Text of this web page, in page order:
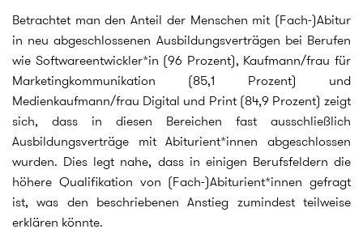
Betrachtet man den Anteil der Menschen mit (Fach-)Abitur
in neu abgeschlossenen Ausbildungsverträgen bei Berufen
wie Softwareentwickler*in (96 Prozent), Kaufmann/frau für
Marketingkommunikation (85,1 Prozent) und
Medienkaufmann/frau Digital und Print (84,9 Prozent) zeigt
sich, dass in diesen Bereichen fast ausschließlich
Ausbildungsverträge mit Abiturient*innen abgeschlossen
wurden. Dies legt nahe, dass in einigen Berufsfeldern die
höhere Qualifikation von (Fach-)Abiturient*innen gefragt
ist, was den beschriebenen Anstieg zumindest teilweise
erklären könnte.